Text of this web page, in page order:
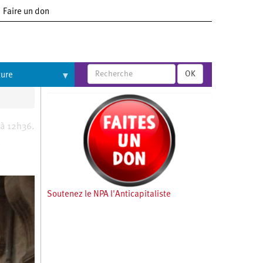
Faire un don
OK
12h36.
Soutenez le NPA l'Anticapitaliste